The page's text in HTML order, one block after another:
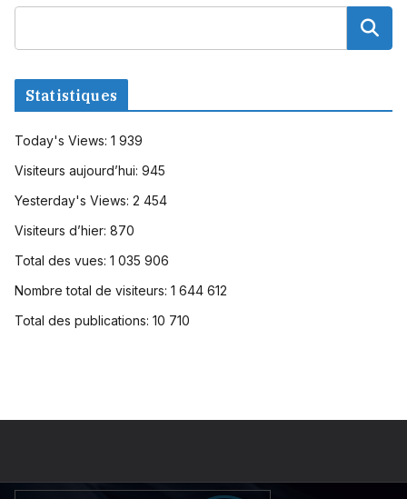
Statistiques
Today's Views: 1 939
Visiteurs aujourd’hui: 945
Yesterday's Views: 2 454
Visiteurs d’hier: 870
Total des vues: 1 035 906
Nombre total de visiteurs: 1 644 612
Total des publications: 10 710